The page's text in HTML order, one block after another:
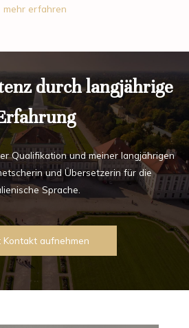
mehr erfahren
durch langjährige
Qualifikation und meiner langjährigen
und Übersetzerin für die
Sprache.
Kontakt aufnehmen